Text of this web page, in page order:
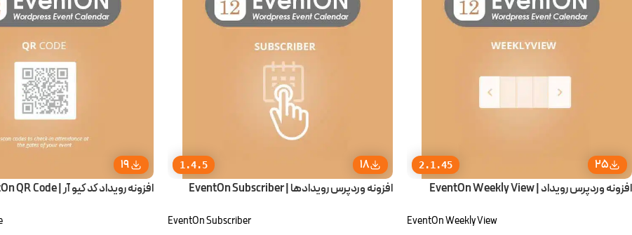
25
2.1.45
افزونه وردپرس رویداد | EventOn Weekly View
EventOn Weekly View
18
1.4.5
افزونه وردپرس رویدادها | EventOn Subscriber
EventOn Subscriber
19
افزونه رویداد کد کیو آر | EventOn QR Code